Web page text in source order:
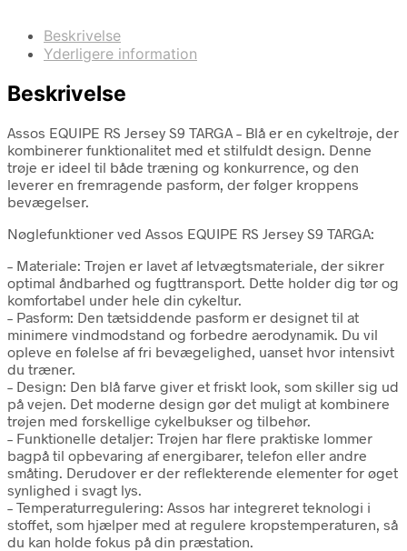
Beskrivelse
Yderligere information
Beskrivelse
Assos EQUIPE RS Jersey S9 TARGA – Blå er en cykeltrøje, der
kombinerer funktionalitet med et stilfuldt design. Denne
trøje er ideel til både træning og konkurrence, og den
leverer en fremragende pasform, der følger kroppens
bevægelser.
Nøglefunktioner ved Assos EQUIPE RS Jersey S9 TARGA:
– Materiale: Trøjen er lavet af letvægtsmateriale, der sikrer
optimal åndbarhed og fugttransport. Dette holder dig tør og
komfortabel under hele din cykeltur.
– Pasform: Den tætsiddende pasform er designet til at
minimere vindmodstand og forbedre aerodynamik. Du vil
opleve en følelse af fri bevægelighed, uanset hvor intensivt
du træner.
– Design: Den blå farve giver et friskt look, som skiller sig ud
på vejen. Det moderne design gør det muligt at kombinere
trøjen med forskellige cykelbukser og tilbehør.
– Funktionelle detaljer: Trøjen har flere praktiske lommer
bagpå til opbevaring af energibarer, telefon eller andre
småting. Derudover er der reflekterende elementer for øget
synlighed i svagt lys.
– Temperaturregulering: Assos har integreret teknologi i
stoffet, som hjælper med at regulere kropstemperaturen, så
du kan holde fokus på din præstation.